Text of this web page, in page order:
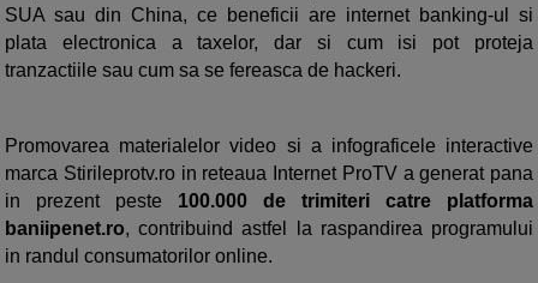
SUA sau din China, ce beneficii are internet banking-ul si
plata electronica a taxelor, dar si cum isi pot proteja
tranzactiile sau cum sa se fereasca de hackeri.
Promovarea materialelor video si a infograficele interactive
marca Stirileprotv.ro in reteaua Internet ProTV a generat pana
in prezent peste 100.000 de trimiteri catre platforma
baniipenet.ro, contribuind astfel la raspandirea programului
in randul consumatorilor online.